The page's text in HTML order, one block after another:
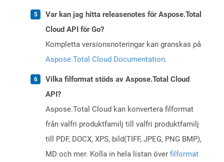
Var kan jag hitta releasenotes för Aspose.Total
Cloud API för Go?
Kompletta versionsnoteringar kan granskas på
Aspose.Total Cloud Documentation.
Vilka filformat stöds av Aspose.Total Cloud
API?
Aspose.Total Cloud kan konvertera filformat
från valfri produktfamilj till valfri produktfamilj
till PDF, DOCX, XPS, bild(TIFF, JPEG, PNG BMP),
MD och mer. Kolla in hela listan över filformat